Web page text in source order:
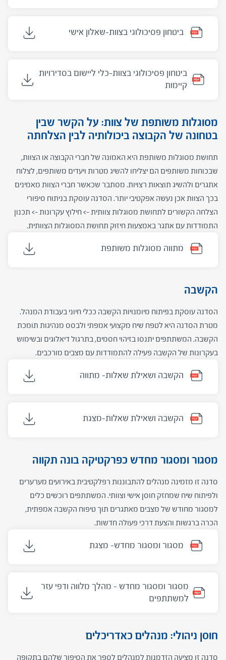
ביטחון פסיכולוגי בצוות-שאלון אישי
ביטחון פסיכולוגי בצוות-כלי ליישום בסדירויות
קיימות
מסוגלות משותפת של צוות: על הקשר שבין
בטחונה של הקבוצה ביכולותיה לבין הצלחתה
תחושת מסוגלות משותפת היא האמונה של חברי הקבוצה או הצוות,
שבכוחות משותפים הם יצליחו להשיג מטרות ויעדים משותפים, לצלוח
אתגרים ולהשיג תוצאות רצויות. מסתבר שכאשר חברי הצוות מאמינים
בכך הצוות אכן נעשה אפקטיבי יותר. הסדנה עוסקת בניתוח סיפורי
הצלחה הקשורים לתחושת מסוגלות צוותית -> חילוץ עקרונות -> תכנון
התמודדות עם אתגר באמצעות חיזוק תחושת המסוגלות הצוותית.
מתווה מסוגלות משותפת
הקשבה
הסדנה עוסקת בפיתוח מיומנויות הקשבה ככלי חיוני בעבודת המנהל.
מטרת הסדנה היא לטפח שיח מקצועי אמפתי ולבסס מנהיגות תומכת
הקשבה. המשתתפים יתנסו בזיהוי חסמים, בתרגול דיאלוגים ובשימוש
בעקרונות של הקשבה פעילה להתמודדות עם מצבים מורכבים.
הקשבה ושאילת שאלות- מתווה
הקשבה ושאילת שאלות-מצגת
מסגור ומסגור מחדש כפרקטיקה בונה תקווה
סדנה זו מזמינה מנהלים להתבוננות רפלקטיביתבאירועים מערערים
ולפיתוח שיח שמחזק חוסן אישי וצוותי. המשתתפים רוכשים כלים
למסגור מחודש של מצבים מאתגרים תוך טיפוח הקשבה אמפתית,
הכרה ברגשות והצעתדרכי פעולה חדשות.
מסגור ומסגור מחדש- מצגת
מסגור ומסגור מחדש – מהלך מלווה ודפי עזר
למשתתפים
חוסן ניהולי: מנהלים כאדריכלים
סדנה זו מציעה הזדמנות למנהלים לספר את הסיפור שלהם בתקופה